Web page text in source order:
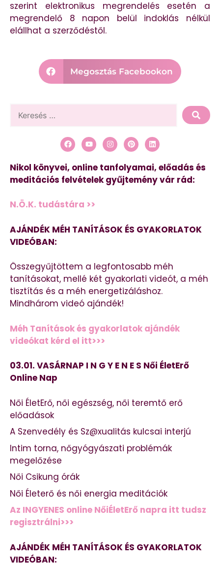
szerint elektronikus megrendelés esetén a
megrendelő 8 napon belül indoklás nélkül
elállhat a szerződéstől.
Megosztás Facebookon
Nikol könyvei, online tanfolyamai, előadás és
meditációs felvételek gyűjtemény vár rád:
N.Ö.K. tudástára >>
AJÁNDÉK MÉH TANÍTÁSOK ÉS GYAKORLATOK
VIDEÓBAN:
Összegyűjtöttem a legfontosabb méh
tanításokat, mellé két gyakorlati videót, a méh
tisztítás és a méh energetizáláshoz.
Mindhárom videó ajándék!
Méh Tanítások és gyakorlatok ajándék
videókat kérd el itt>>>
03.01. VASÁRNAP I N G Y E N E S Női ÉletErő
Online Nap
Női ÉletErő, női egészség, női teremtő erő
előadások
A Szenvedély és Sz@xualitás kulcsai interjú
Intim torna, nőgyógyászati problémák
megelőzése
Női Csikung órák
Női Életerő és női energia meditációk
Az INGYENES online NőiÉletErő napra itt tudsz
regisztrálni>>>
AJÁNDÉK MÉH TANÍTÁSOK ÉS GYAKORLATOK
VIDEÓBAN: